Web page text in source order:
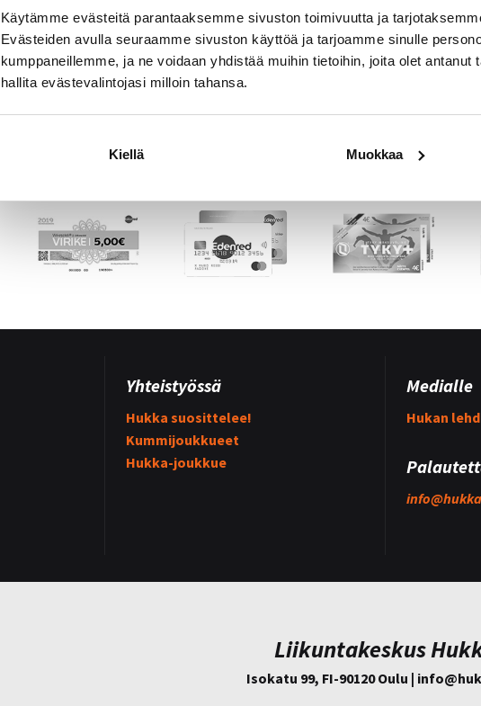
Käytämme evästeitä parantaaksemme sivuston toimivuutta ja
Evästeiden avulla seuraamme sivuston käyttöä ja tarjoamme sinulle
kumppaneillemme, ja ne voidaan yhdistää muihin tietoihin, joita olet
hallita evästevalintojasi milloin tahansa.
Kiellä Muokkaa
Muista minut
Yhteistyössä
Hukka suosittelee!
Kummijoukkueet
Hukka-joukkue
Medialle
Hukan
info@
Liikuntakeskus
Isokatu 99, FI-90120 Oulu | info@